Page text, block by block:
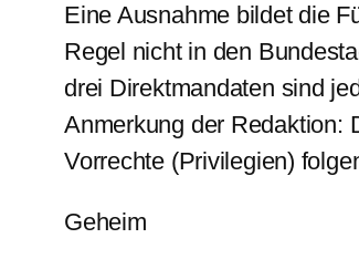
Eine Ausnahme bildet die
Regel nicht in den
drei Direktmandaten sind
Anmerkung der Redaktion:
Vorrechte (Privilegien)
Geheim